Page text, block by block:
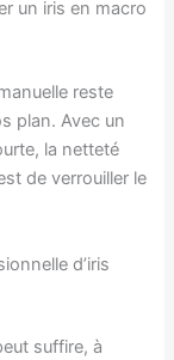
un iris en macro
reste
plan. Avec un
la netteté
de verrouiller le
d’iris
suffire, à